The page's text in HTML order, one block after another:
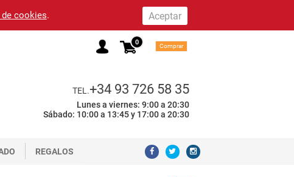
cookies.
0 Comprar
TEL.+34 93 726 58 35
Lunes a viernes: 9:00 a 20:30
Sábado: 10:00 a 13:45 y 17:00 a 20:30
REGALOS